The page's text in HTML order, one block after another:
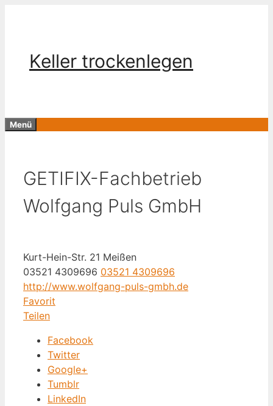
Keller trockenlegen
Menü
GETIFIX-Fachbetrieb
Wolfgang Puls GmbH
Kurt-Hein-Str. 21 Meißen
03521 4309696 03521 4309696
http://www.wolfgang-puls-gmbh.de
Favorit
Teilen
Facebook
Twitter
Google+
Tumblr
LinkedIn